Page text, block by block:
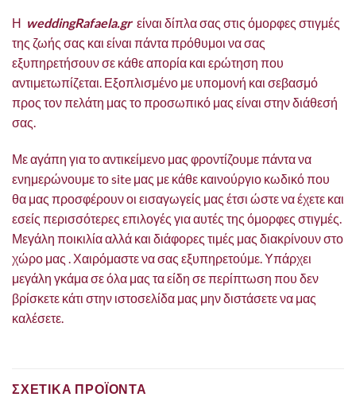
Η weddingRafaela.grείναι δίπλα σας στις όμορφες στιγμές
της ζωής σας και είναι πάντα πρόθυμοι να σας
εξυπηρετήσουν σε κάθε απορία και ερώτηση που
αντιμετωπίζεται. Εξοπλισμένο με υπομονή και σεβασμό
προς τον πελάτη μας το προσωπικό μας είναι στην διάθεσή
σας.
Με αγάπη για το αντικείμενο μας φροντίζουμε πάντα να
ενημερώνουμε το site μας με κάθε καινούργιο κωδικό που
θα μας προσφέρουν οι εισαγωγείς μας έτσι ώστε να έχετε και
εσείς περισσότερες επιλογές για αυτές της όμορφες στιγμές.
Μεγάλη ποικιλία αλλά και διάφορες τιμές μας διακρίνουν στο
χώρο μας . Χαιρόμαστε να σας εξυπηρετούμε. Υπάρχει
μεγάλη γκάμα σε όλα μας τα είδη σε περίπτωση που δεν
βρίσκετε κάτι στην ιστοσελίδα μας μην διστάσετε να μας
καλέσετε.
ΣΧΕΤΙΚΑ ΠΡΟΪΟΝΤΑ